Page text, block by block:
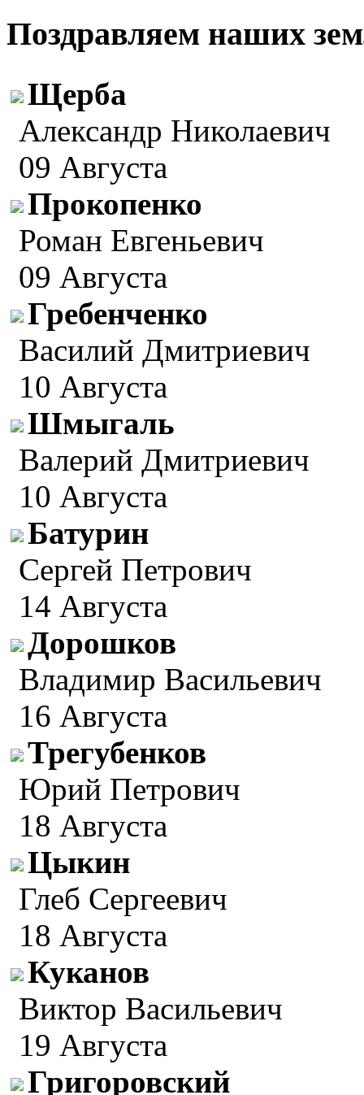
Поздравляем наших
Щерба
Александр Николаевич
09 Августа
Прокопенко
Роман Евгеньевич
09 Августа
Гребенченко
Василий Дмитриевич
10 Августа
Шмыгаль
Валерий Дмитриевич
10 Августа
Батурин
Сергей Петрович
14 Августа
Дорошков
Владимир Васильевич
16 Августа
Трегубенков
Юрий Петрович
18 Августа
Цыкин
Глеб Сергеевич
18 Августа
Куканов
Виктор Васильевич
19 Августа
Григоровский